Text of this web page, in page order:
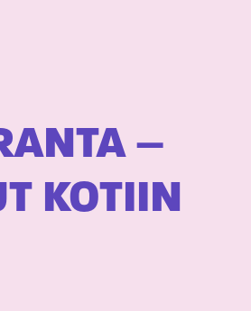
–
KOTIIN